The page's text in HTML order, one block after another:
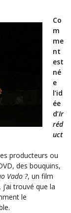
Co
m
me
nt
est
né
e
l’id
ée
d’Ir
réd
uct
producteurs ou
des bouquins,
Vado ?, un film
trouvé que la
le